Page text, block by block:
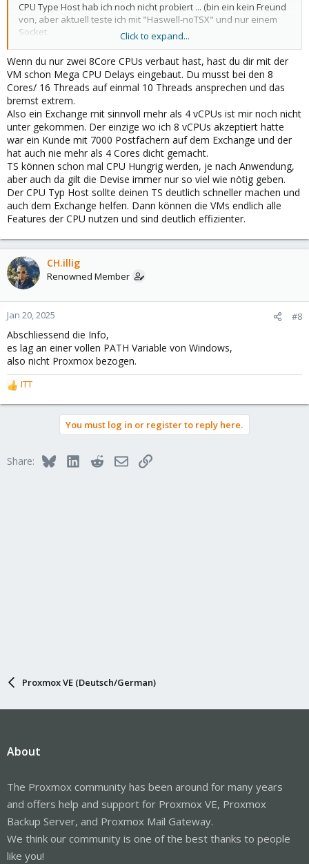
CPU Type Host hab ich noch nicht probiert ... (bin ein kein Freund
von, aber aktuell teste ich mit "Haswell-noTSX" und nur einem
Socket.
Die VM lief auch einmal als einzige auf dem Host und der fehler
trat auf.
Disks identisch kann ich noch machen,
Host Hardware:
View attachment 68906
View attachment 68907
Click to expand...
Wenn du nur zwei 8Core CPUs verbaut hast, hast du dir mit der
VM schon Mega CPU Delays eingebaut. Du musst bei den 8
Cores/ 16 Threads auf einmal 10 Threads ansprechen und das
bremst extrem.
Also ein Exchange mit sinnvoll mehr als 4 vCPUs ist mir noch nicht
unter gekommen. Der einzige wo ich 8 vCPUs akzeptiert hatte
war ein Kunde mit 7000 Postfächern auf dem Exchange und der
hat auch nie mehr als 4 Cores dicht gemacht.
TS können schon mal CPU Hungrig werden, je nach Anwendung,
aber auch da gilt die Devise immer nur so viel wie nötig geben.
Der CPU Typ Host sollte deinen TS deutlich schneller machen und
auch dem Exchange helfen. Dann können die VMs endlich alle
Features der CPU nutzen und sind deutlich effizienter.
CH.illig
Renowned Member
Jan 20, 2025 #8
Abschliessend die Info,
es lag an einer vollen PATH Variable von Windows,
also nicht Proxmox bezogen.
R
e
o
ITT
You must log in or register to reply here.
Share: BlueskyLinkedInRedditEmailLink
Proxmox VE (Deutsch/German)
About
The Proxmox community has been around for many years
and offers help and support for Proxmox VE, Proxmox
Backup Server, and Proxmox Mail Gateway.
We think our community is one of the best thanks to people
like you!